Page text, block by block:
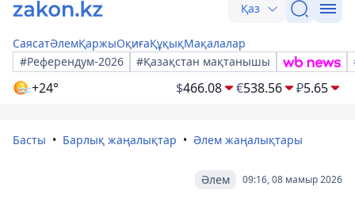
Қаз
СаясатӘлемҚаржыОқиғаҚұқықМақалалар
#Референдум-2026
#Қазақстан мақтанышы
+24° $466.08 €538.56 ₽5.65
Басты Барлық жаңалықтар Әлем жаңалықтары
09:16, 08 мамыр 2026
Әлем